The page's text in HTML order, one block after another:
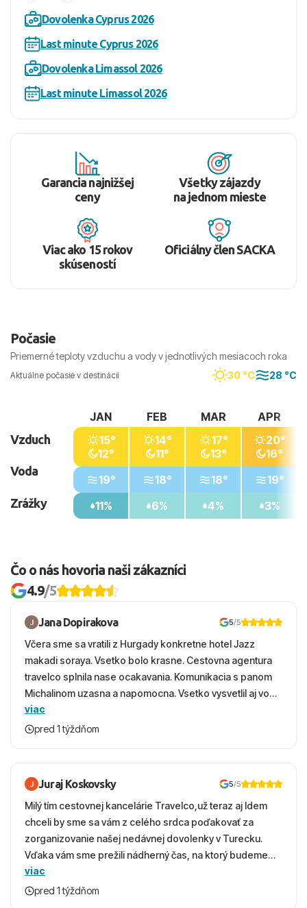
Dovolenka Cyprus 2026
Last minute Cyprus 2026
Dovolenka Limassol 2026
Last minute Limassol 2026
Garancia najnižšej
ceny
Všetky zájazdy
na jednom mieste
Viac ako 15 rokov
skúseností
Oficiálny člen SACKA
Počasie
Priemerné teploty vzduchu a vody v jednotlivých mesiacoch roka
Aktuálne počasie v destinácii 30 °C 28 °C
Vzduch
Voda
Zrážky
JAN
15°
12°
19°
11%
FEB
14°
11°
18°
6%
MAR
17°
13°
18°
4%
APR
20°
16°
19°
3%
Čo o nás hovoria naši zákazníci
4.9/5
Jana Dopirakova 5/5
Včera sme sa vratili z Hurgady konkretne hotel Jazz
makadi soraya. Vsetko bolo krasne. Cestovna agentura
travelco splnila nase ocakavania. Komunikacia s panom
Michalinom uzasna a napomocna. Vsetko vysvetlil aj vo
vecernych hodinach zaco sa ospravedlnujem. Hotel
krasny, cisty. Sluzby top. Strava, prostredie, more,
viac
pred 1 týždňom
Juraj Koskovsky 5/5
Milý tím cestovnej kancelárie Travelco,už teraz aj Idem
chceli by sme sa vám z celého srdca poďakovať za
zorganizovanie našej nedávnej dovolenky v Turecku.
Vďaka vám sme prežili nádherný čas, na ktorý budeme
ešte dlho s úsmevom spomínať. ​Všetko prebehlo
absolútne hladko – od prvotného výberu zájazdu, cez
viac
pred 1 týždňom